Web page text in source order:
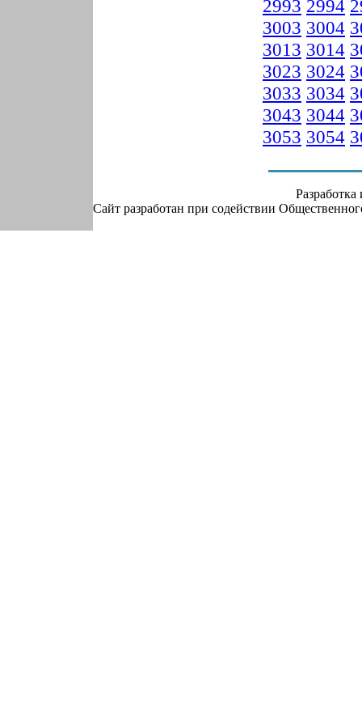
2993 2994
3003 3004
3013 3014
3023 3024
3033 3034
3043 3044
3053 3054
Сайт разработан при содействии